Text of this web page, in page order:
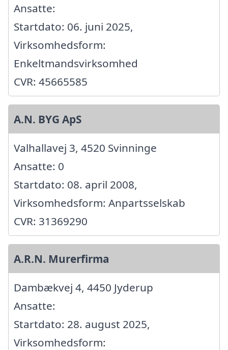
Ansatte:
Startdato: 06. juni 2025,
Virksomhedsform:
Enkeltmandsvirksomhed
CVR: 45665585
A.N. BYG ApS
Valhallavej 3, 4520 Svinninge
Ansatte: 0
Startdato: 08. april 2008,
Virksomhedsform: Anpartsselskab
CVR: 31369290
A.R.N. Murerfirma
Dambækvej 4, 4450 Jyderup
Ansatte:
Startdato: 28. august 2025,
Virksomhedsform: